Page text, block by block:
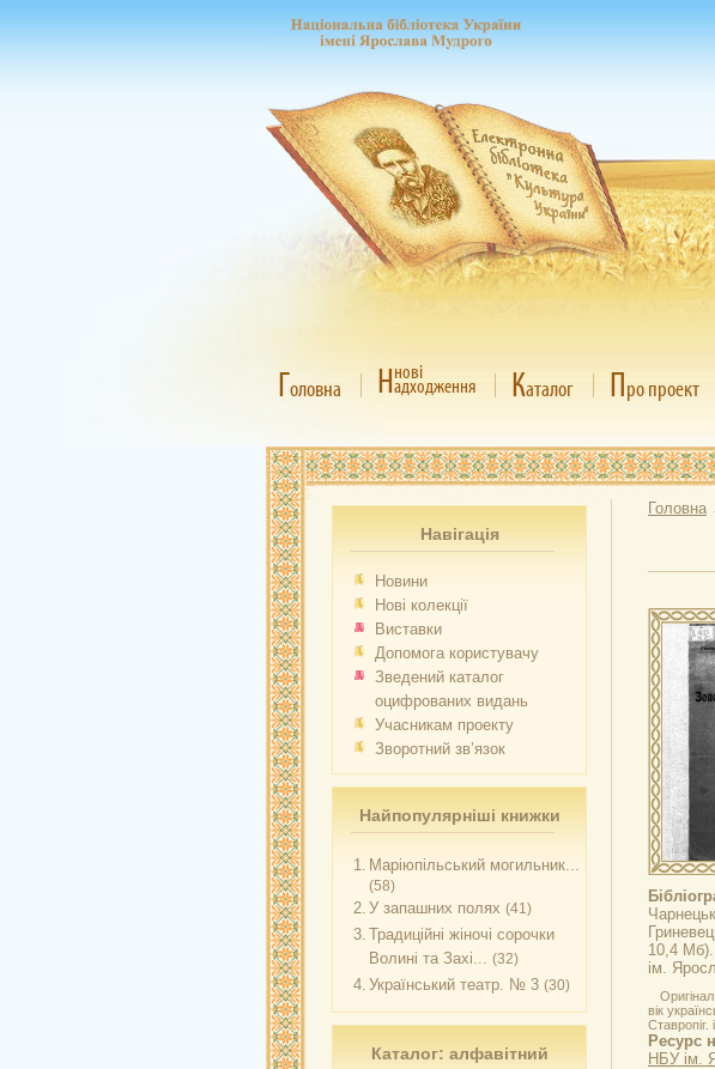
Головна Ннові
адходження Каталог Про проект
Навігація
Новини
Нові колекції
Виставки
Допомога користувачу
Зведений каталог
оцифрованих видань
Учасникам проекту
Зворотний зв’язок
Найпопулярніші книжки
1. Маріюпільський могильник...
(58)
2. У запашних полях (41)
3. Традиційні жіночі сорочки
Волині та Захі... (32)
4. Український театр. № 3 (30)
Каталог: алфавітний
Головна
10,4 Мб).
ім.
вік
Ресурс
НБУ ім.